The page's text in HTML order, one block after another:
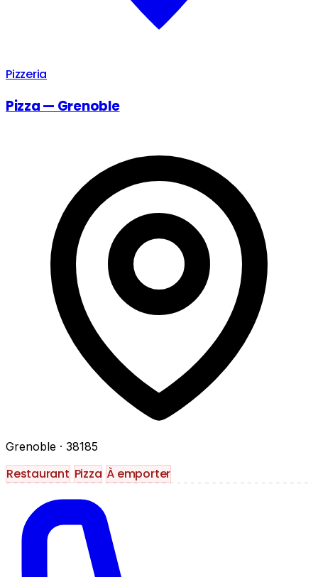
Pizzeria
Pizza — Grenoble
Grenoble · 38185
Restaurant Pizza À emporter